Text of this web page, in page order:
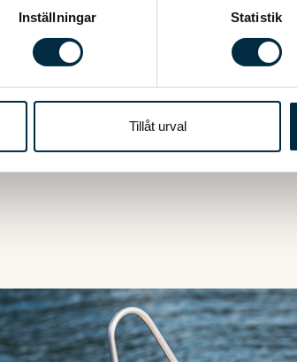
uppgifter behandlas och ställ in dina
helst från cookie-förklaringen.
Vi vidarebefordrar även sådana
analysföretag som vi samarbetar med.
Inställningar Statistik
Tillåt urval